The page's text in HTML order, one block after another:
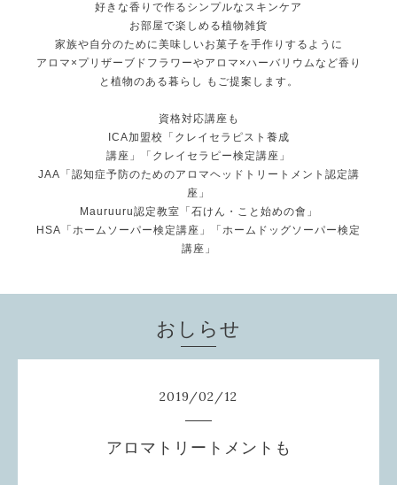
好きな香りで作るシンプルなスキンケア
お部屋で楽しめる植物雑貨
家族や自分のために美味しいお菓子を手作りするように
アロマ×プリザーブドフラワーやアロマ×ハーバリウムなど香り
と植物のある暮らし もご提案します。
資格対応講座も
ICA加盟校「クレイセラピスト養成
講座」「クレイセラピー検定講座」
JAA「認知症予防のためのアロマヘッドトリートメント認定講
座」
Mauruuru認定教室「石けん・こと始めの會」
HSA「ホームソーパー検定講座」「ホームドッグソーパー検定
講座」
おしらせ
2019/02/12
アロマトリートメントも